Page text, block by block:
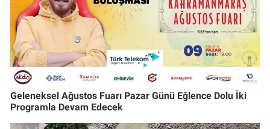
Geleneksel Ağustos Fuarı Pazar Günü Eğlence Dolu İki
Programla Devam Edecek